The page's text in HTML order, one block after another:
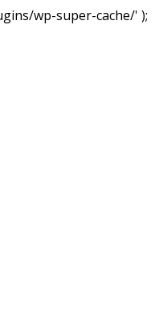
wp-super-cache/' );